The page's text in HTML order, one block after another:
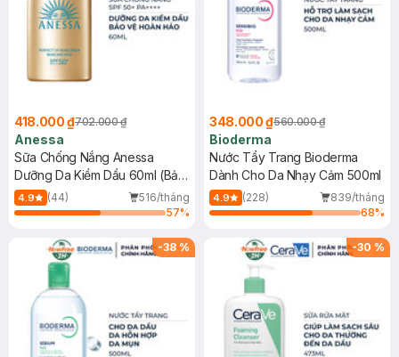
418.000 ₫702.000 ₫
Anessa
Sữa Chống Nắng Anessa
Dưỡng Da Kiềm Dầu 60ml (Bản
Mới)
4.9 (44)
516/tháng
57%
348.000 ₫560.000 ₫
Bioderma
Nước Tẩy Trang Bioderma
Dành Cho Da Nhạy Cảm 500ml
4.9 (228)
839/tháng
68%
-38 % -30 %